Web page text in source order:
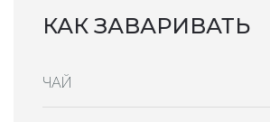
КАК ЗАВАРИВАТЬ
ЧАЙ